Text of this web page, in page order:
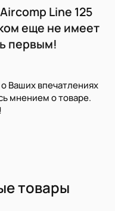
Line 125
еще не имеет
первым!
Ваших впечатлениях
мнением о товаре.
товары